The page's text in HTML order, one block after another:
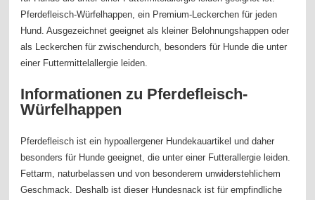
Pferdefleisch-Würfelhappen, ein Premium-Leckerchen für jeden
Hund. Ausgezeichnet geeignet als kleiner Belohnungshappen oder
als Leckerchen für zwischendurch, besonders für Hunde die unter
einer Futtermittelallergie leiden.
Informationen zu Pferdefleisch-
Würfelhappen
Pferdefleisch ist ein hypoallergener Hundekauartikel und daher
besonders für Hunde geeignet, die unter einer Futterallergie leiden.
Fettarm, naturbelassen und von besonderem unwiderstehlichem
Geschmack. Deshalb ist dieser Hundesnack ist für empfindliche